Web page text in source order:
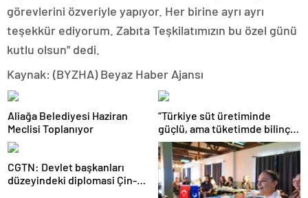
görevlerini özveriyle yapıyor. Her birine ayrı ayrı
teşekkür ediyorum. Zabıta Teşkilatımızın bu özel günü
kutlu olsun” dedi.
Kaynak: (BYZHA) Beyaz Haber Ajansı
Aliağa Belediyesi Haziran
Meclisi Toplanıyor
“Türkiye süt üretiminde
güçlü, ama tüketimde bilinç
şart”
CGTN: Devlet başkanları
düzeyindeki diplomasi Çin-